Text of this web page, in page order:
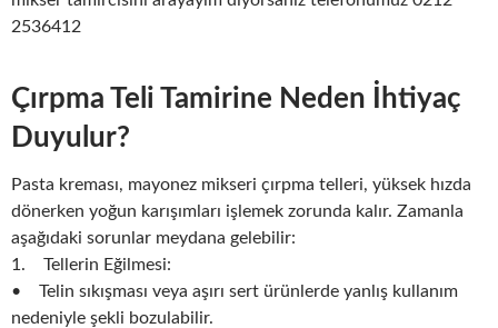
2536412
Çırpma Teli Tamirine Neden İhtiyaç
Duyulur?
Pasta kreması, mayonez mikseri çırpma telleri, yüksek hızda
dönerken yoğun karışımları işlemek zorunda kalır. Zamanla
aşağıdaki sorunlar meydana gelebilir:
1. Tellerin Eğilmesi:
• Telin sıkışması veya aşırı sert ürünlerde yanlış kullanım
nedeniyle şekli bozulabilir.